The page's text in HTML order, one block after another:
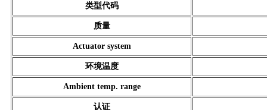
类型代码
质量
Actuator system
环境温度
Ambient temp. range
认证